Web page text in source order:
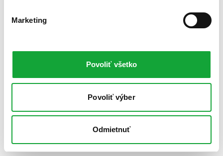
Marketing
Povoliť všetko
Povoliť výber
Odmietnuť